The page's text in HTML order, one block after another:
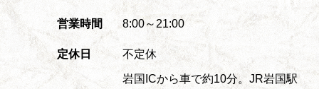
営業時間 8:00～21:00
定休日 不定休
岩国ICから車で約10分。JR岩国駅